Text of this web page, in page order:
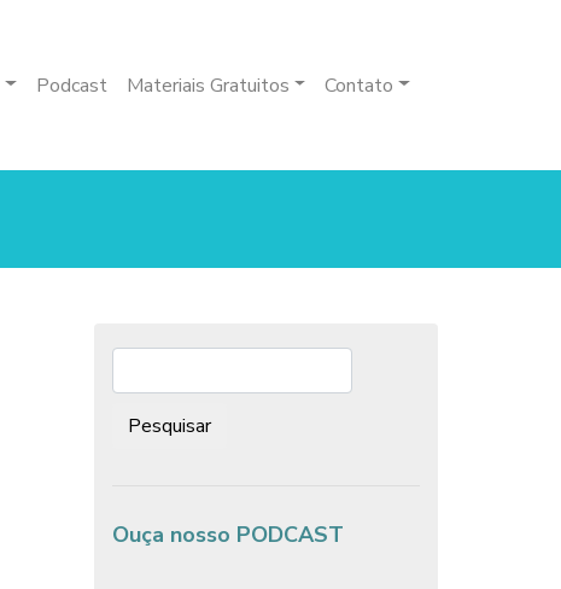
Podcast Materiais Gratuitos Contato
Pesquisar:
Ouça nosso PODCAST